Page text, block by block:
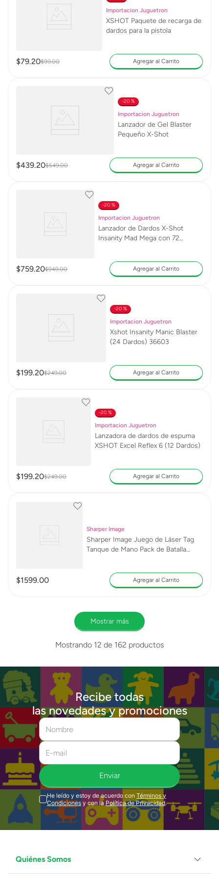
Importacion Juguetron
XSHOT Paquete de recarga de
dardos para la pistola
$79.20$99.00 Agregar al Carrito
20 %
Importacion Juguetron
Lanzador de Gel Blaster
Pequeño X-Shot
$439.20$549.00 Agregar al Carrito
20 %
Importacion Juguetron
Lanzador de Dardos X-Shot
Insanity Mad Mega con 72
$759.20$949.00 Agregar al Carrito
20 %
Importacion Juguetron
Xshot Insanity Manic Blaster
(24 Dardos) 36603
$199.20$249.00 Agregar al Carrito
20 %
Importacion Juguetron
Lanzadora de dardos de espuma
XSHOT Excel Reflex 6 (12 Dardos)
$199.20$249.00 Agregar al Carrito
Sharper Image
Sharper Image Juego de Láser Tag
Tanque de Mano Pack de Batalla
$1599.00 Agregar al Carrito
Mostrar más
Mostrando 12 de 162 productos
Recibe todas
las novedades y promociones
Enviar
He leído y estoy de acuerdo con Términos y
Condiciones y con la Política de Privacidad.
Quiénes Somos